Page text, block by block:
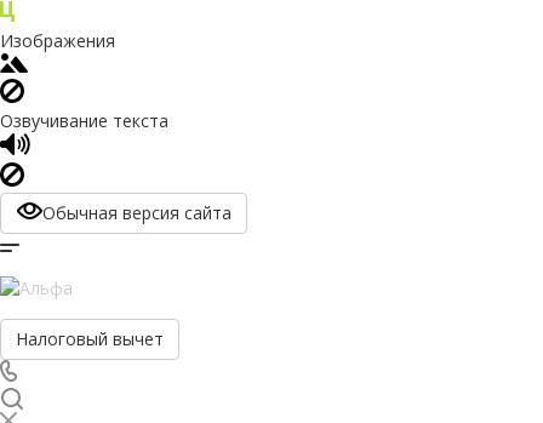
Изображения
Озвучивание текста
Обычная версия сайта
Налоговый вычет